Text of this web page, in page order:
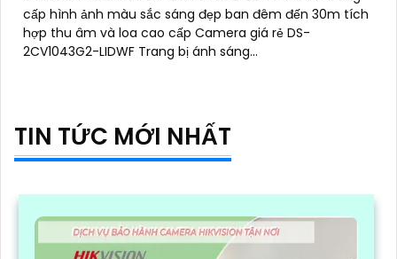
cấp hình ảnh màu sắc sáng đẹp ban đêm đến 30m tích
hợp thu âm và loa cao cấp Camera giá rẻ DS-
2CV1043G2-LIDWF Trang bị ánh sáng...
TIN TỨC MỚI NHẤT